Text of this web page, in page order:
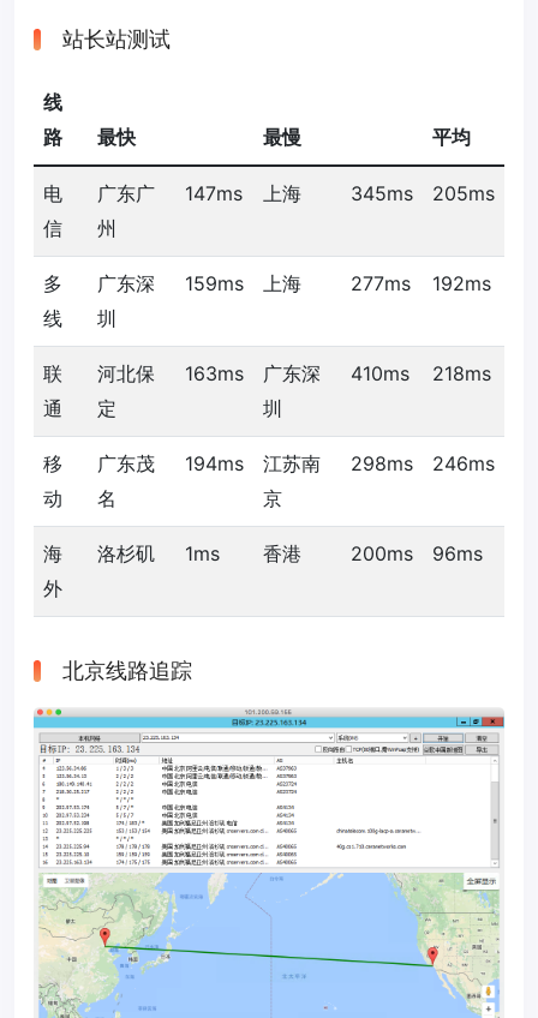
站长站测试
线
路
最快 最慢 平均
电
信
广东广
州
147ms 上海 345ms 205ms
多
线
广东深
圳
159ms 上海 277ms 192ms
联
通
河北保
定
163ms
广东深
圳
410ms 218ms
移
动
广东茂
名
194ms
江苏南
京
298ms 246ms
海
外
洛杉矶 1ms 香港 200ms 96ms
北京线路追踪